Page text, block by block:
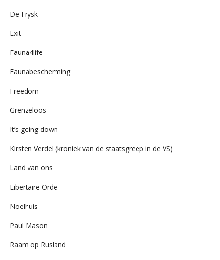
De Frysk
Exit
Fauna4life
Faunabescherming
Freedom
Grenzeloos
It’s going down
Kirsten Verdel (kroniek van de staatsgreep in de VS)
Land van ons
Libertaire Orde
Noelhuis
Paul Mason
Raam op Rusland